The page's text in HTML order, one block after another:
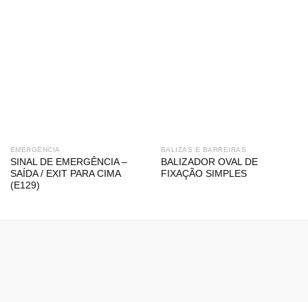
EMERGÊNCIA
SINAL DE EMERGÊNCIA –
SAÍDA / EXIT PARA CIMA
(E129)
BALIZAS E BARREIRAS
BALIZADOR OVAL DE
FIXAÇÃO SIMPLES